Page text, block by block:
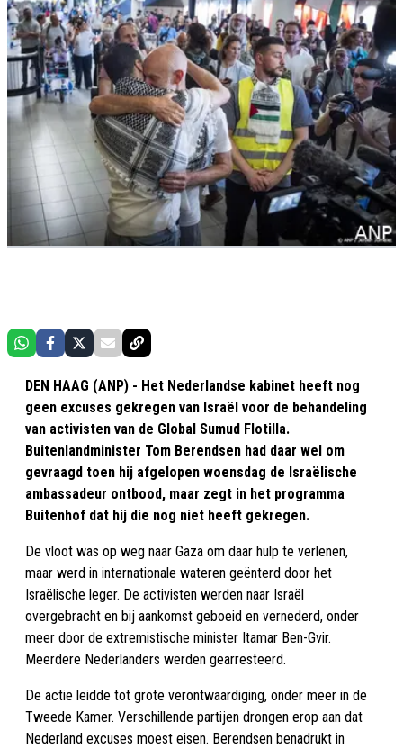
DEN HAAG (ANP) - Het Nederlandse kabinet heeft nog
geen excuses gekregen van Israël voor de behandeling
van activisten van de Global Sumud Flotilla.
Buitenlandminister Tom Berendsen had daar wel om
gevraagd toen hij afgelopen woensdag de Israëlische
ambassadeur ontbood, maar zegt in het programma
Buitenhof dat hij die nog niet heeft gekregen.
De vloot was op weg naar Gaza om daar hulp te verlenen,
maar werd in internationale wateren geënterd door het
Israëlische leger. De activisten werden naar Israël
overgebracht en bij aankomst geboeid en vernederd, onder
meer door de extremistische minister Itamar Ben-Gvir.
Meerdere Nederlanders werden gearresteerd.
De actie leidde tot grote verontwaardiging, onder meer in de
Tweede Kamer. Verschillende partijen drongen erop aan dat
Nederland excuses moest eisen. Berendsen benadrukt in